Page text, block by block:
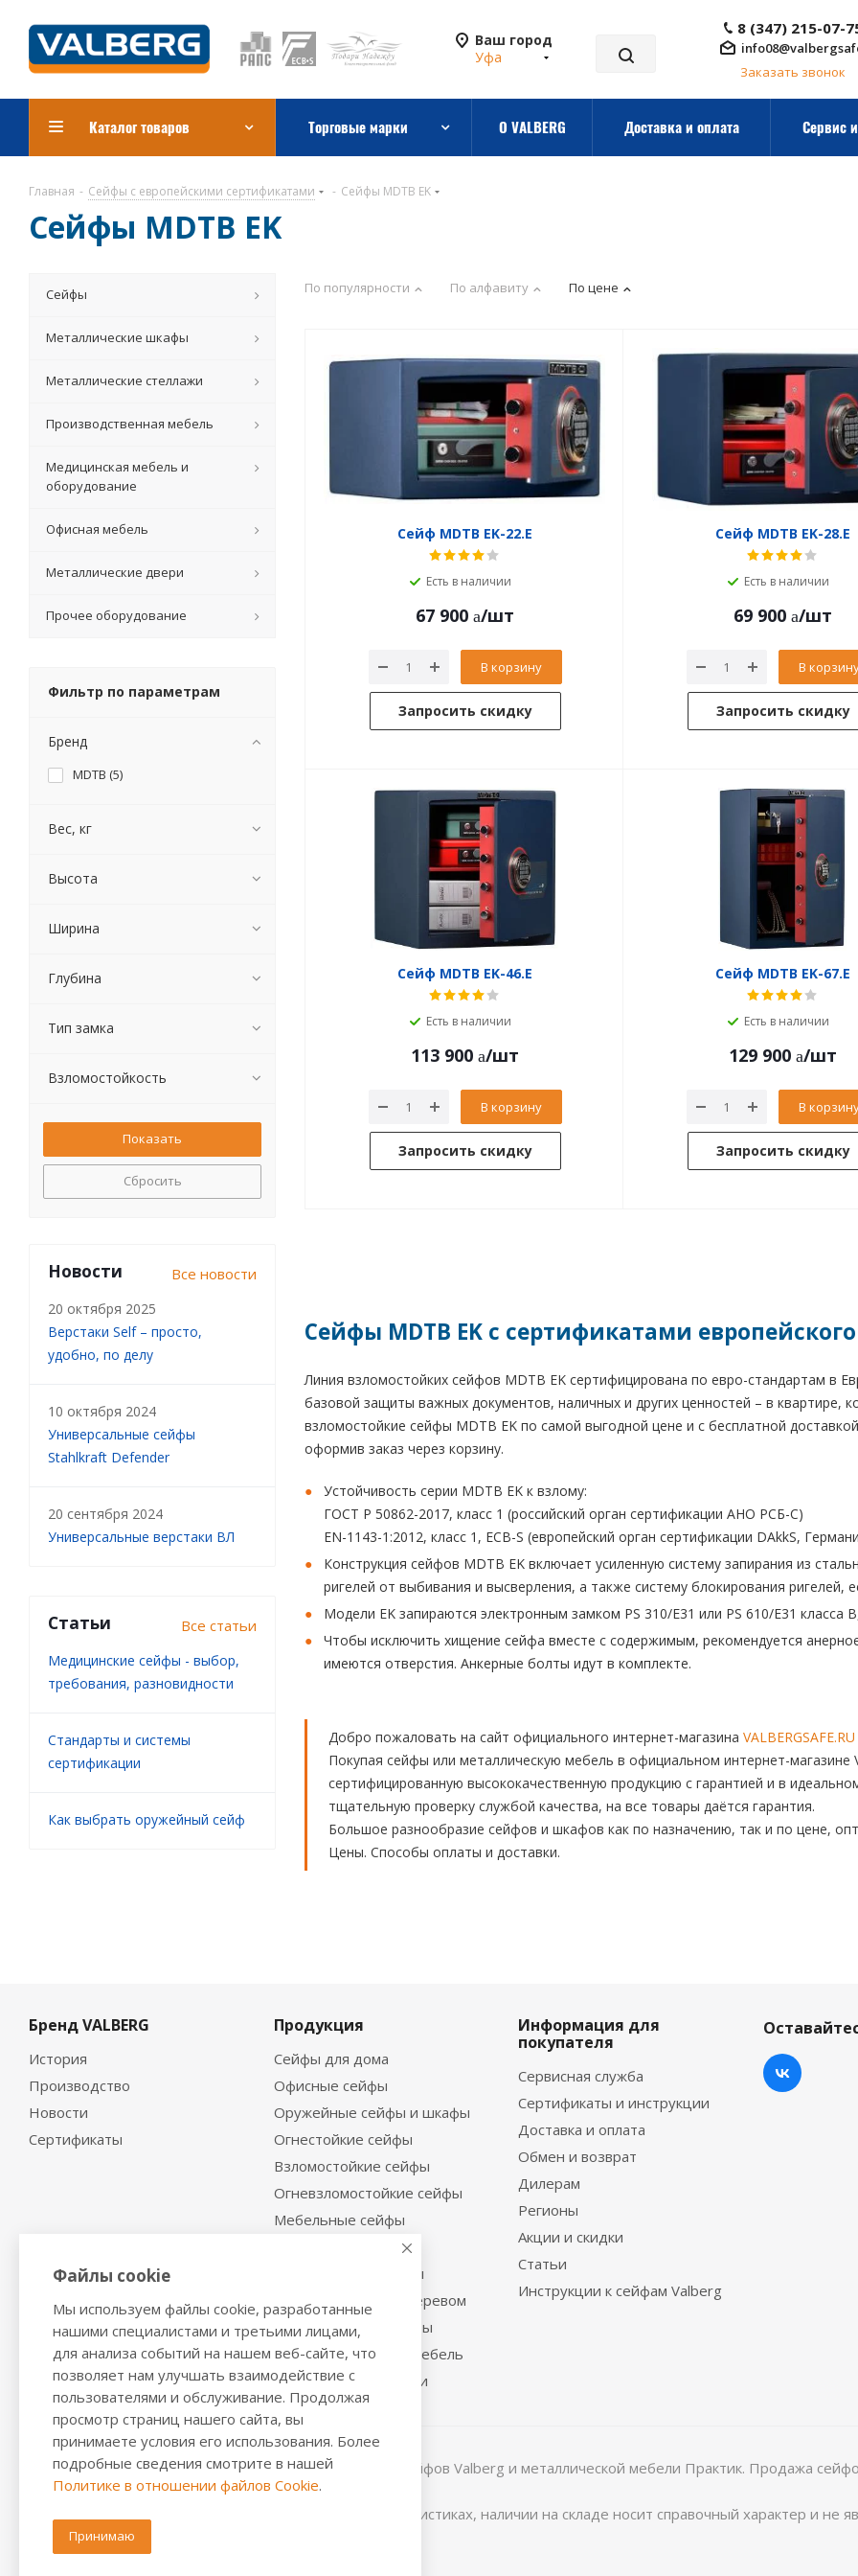
Ваш город
Уфа
8 (347) 215-07-
Заказать звонок
Каталог товаров Торговые марки О VALBERG Доставка и оплата Сервис
Главная - Сейфы с европейскими сертификатами - Сейфы MDTB EK
Сейфы MDTB EK
По популярности По алфавиту По цене
Сейф MDTB EK-22.E
Есть в наличии
67 900 /шт
В корзину
Запросить скидку
Сейф MDTB EK-28.E
Есть в наличии
69 900 /шт
В
Запросить скидку
Сейф MDTB EK-46.E
Есть в наличии
113 900 /шт
В корзину
Запросить скидку
Сейф MDTB EK-67.E
Есть в наличии
129 900 /шт
В
Запросить скидку
Сейфы MDTB EK с сертификатами
Линия взломостойких сейфов MDTB EK сертифицирована по евро-стандартам в
базовой защиты важных документов, наличных и других ценностей – в
взломостойкие сейфы MDTB EK по самой выгодной цене и с бесплатной
оформив заказ через корзину.
Устойчивость серии MDTB EK к взлому:
ГОСТ Р 50862-2017, класс 1 (российский орган сертификации АНО РСБ-С)
EN-1143-1:2012, класс 1, ECB-S (европейский орган сертификации DAkkS,
Конструкция сейфов MDTB EK включает усиленную систему запирания из
ригелей от выбивания и высверления, а также систему блокирования ригелей,
Модели EK запираются электронным замком PS 310/E31 или PS 610/E31 класса
Чтобы исключить хищение сейфа вместе с содержимым, рекомендуется
имеются отверстия. Анкерные болты идут в комплекте.
Добро пожаловать на сайт официального интернет-магазина VALBERGSAFE.RU
Покупая сейфы или металлическую мебель в официальном интернет-
сертифицированную высококачественную продукцию с гарантией и в
тщательную проверку службой качества, на все товары даётся гарантия.
Большое разнообразие сейфов и шкафов как по назначению, так и по цене,
Цены. Способы оплаты и доставки.
Сейфы
Металлические шкафы
Металлические стеллажи
Производственная мебель
Медицинская мебель и
оборудование
Офисная мебель
Металлические двери
Прочее оборудование
Фильтр по параметрам
Бренд
MDTB (5)
Вес, кг
Высота
Ширина
Глубина
Тип замка
Взломостойкость
Сбросить
Новости Все новости
20 октября 2025
Верстаки Self – просто,
удобно, по делу
10 октября 2024
Универсальные сейфы
Stahlkraft Defender
20 сентября 2024
Универсальные верстаки ВЛ
Статьи Все статьи
Медицинские сейфы - выбор,
требования, разновидности
Стандарты и системы
сертификации
Как выбрать оружейный сейф
Бренд VALBERG
История
Производство
Новости
Сертификаты
Продукция
Сейфы для дома
Офисные сейфы
Оружейные сейфы и шкафы
Огнестойкие сейфы
Взломостойкие сейфы
Огневзломостойкие сейфы
Мебельные сейфы
Депозитные сейфы
Встраиваемые сейфы
Сейфы с отделкой деревом
Металлические шкафы
Производственная мебель
Металлические двери
Информация для
покупателя
Сервисная служба
Сертификаты и инструкции
Доставка и оплата
Обмен и возврат
Дилерам
Регионы
Акции и скидки
Статьи
Инструкции к сейфам Valberg
2016-2026 © VALBERGSAFE.RU — Интернет-магазин сейфов Valberg и металлической мебели Практик. Продажа
стеллажей, металлических дверей.
Информация о розничных ценах, технических характеристиках, наличии на складе носит справочный характер и не
положениями из Статьи 437 ч.2 ГК РФ.
Файлы cookie
Мы используем файлы cookie, разработанные
нашими специалистами и третьими лицами,
для анализа событий на нашем веб-сайте, что
позволяет нам улучшать взаимодействие с
пользователями и обслуживание. Продолжая
просмотр страниц нашего сайта, вы
принимаете условия его использования. Более
подробные сведения смотрите в нашей
Политике в отношении файлов Cookie.
Принимаю